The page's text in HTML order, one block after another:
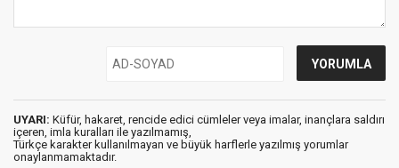
UYARI: Küfür, hakaret, rencide edici cümleler veya imalar, inançlara saldırı
içeren, imla kuralları ile yazılmamış,
Türkçe karakter kullanılmayan ve büyük harflerle yazılmış yorumlar
onaylanmamaktadır.